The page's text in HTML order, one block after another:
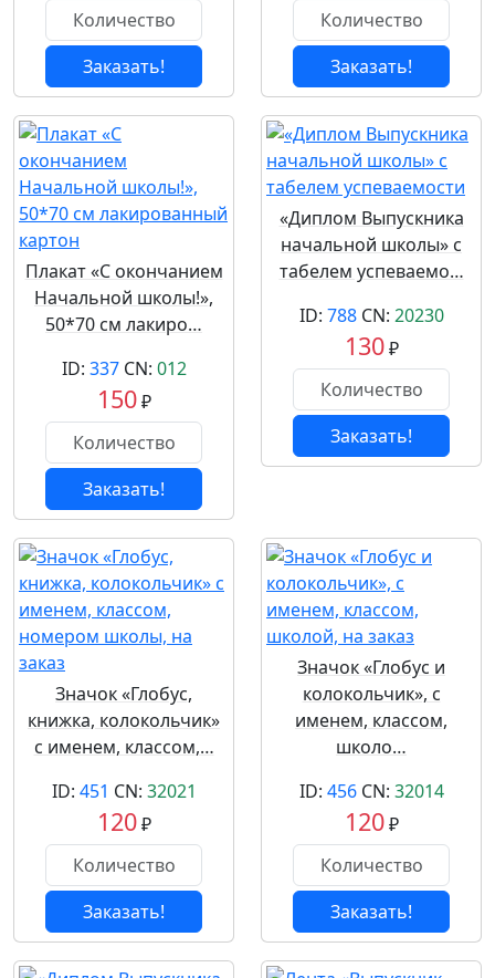
Заказать! Заказать!
Плакат «С окончанием
Начальной школы!»,
50*70 см лакиро…
ID: 337CN: 012
150₽
Заказать!
«Диплом Выпускника
начальной школы» с
табелем успеваемо…
ID: 788CN: 20230
130₽
Заказать!
Значок «Глобус,
книжка, колокольчик»
с именем, классом,…
ID: 451 CN: 32021
120₽
Заказать!
Значок «Глобус и
колокольчик», с
именем, классом,
школо…
ID: 456CN: 32014
120₽
Заказать!